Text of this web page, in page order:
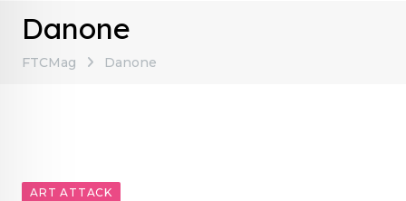
Danone
FTCMag Danone
ART ATTACK